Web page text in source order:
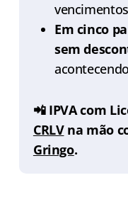
Em cinco
sem
📲 IPVA com
CRLVna mão
Gringo.